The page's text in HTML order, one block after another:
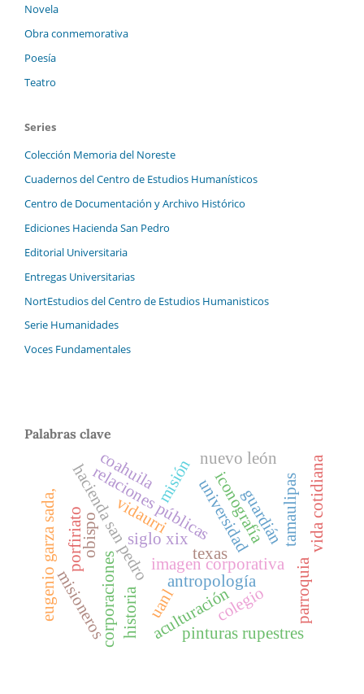
Novela
Obra conmemorativa
Poesía
Teatro
Series
Colección Memoria del Noreste
Cuadernos del Centro de Estudios Humanísticos
Centro de Documentación y Archivo Histórico
Ediciones Hacienda San Pedro
Editorial Universitaria
Entregas Universitarias
NortEstudios del Centro de Estudios Humanisticos
Serie Humanidades
Voces Fundamentales
Palabras clave
hacienda san pedro universidad
historia
imagen corporativa
relaciones públicas
corporaciones
siglo xix
antropología
aculturación
iconografía
pinturas rupestres
misión
colegio
misioneros
obispo guardián
parroquia
vidaurri
nuevo león
tamaulipas
coahuila
porfiriato vida cotidiana
eugenio garza sada, uanl
texas